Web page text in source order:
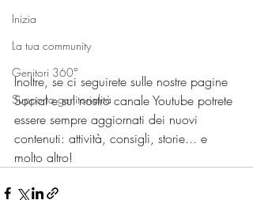
Inizia
La tua community
Genitori 360°
Supporto genitorialità
Inoltre, se ci seguirete sulle nostre pagine
Social e sul nostro canale Youtube potrete
essere sempre aggiornati dei nuovi
contenuti: attività, consigli, storie... e
molto altro!